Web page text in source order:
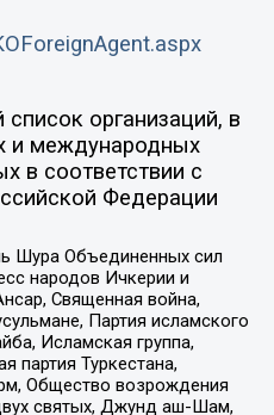
организаций, в
и международных
в соответствии с
Федерации
Шура Объединенных сил
народов Ичкерии и
Священная война,
Партия исламского
Исламская группа,
партия Туркестана,
Общество возрождения
святых, Джунд аш-Шам,